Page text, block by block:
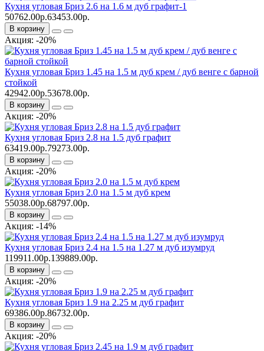
Кухня угловая Бриз 2.6 на 1.6 м дуб графит-1
50762.00р.63453.00р.
В корзину
Акция: -20%
Кухня угловая Бриз 1.45 на 1.5 м дуб крем / дуб венге с барной
стойкой
42942.00р.53678.00р.
В корзину
Акция: -20%
Кухня угловая Бриз 2.8 на 1.5 дуб графит
63419.00р.79273.00р.
В корзину
Акция: -20%
Кухня угловая Бриз 2.0 на 1.5 м дуб крем
55038.00р.68797.00р.
В корзину
Акция: -14%
Кухня угловая Бриз 2.4 на 1.5 на 1.27 м дуб изумруд
119911.00р.139889.00р.
В корзину
Акция: -20%
Кухня угловая Бриз 1.9 на 2.25 м дуб графит
69386.00р.86732.00р.
В корзину
Акция: -20%